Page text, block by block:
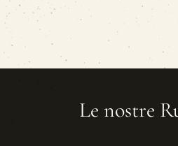
Le nostre